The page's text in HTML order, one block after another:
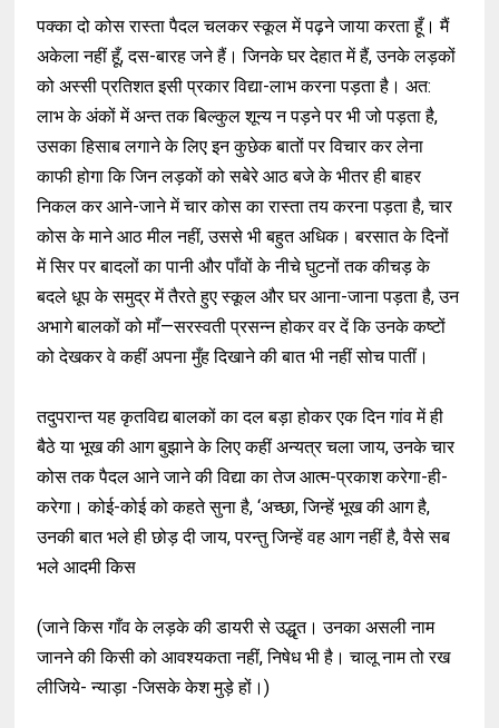
पक्का दो कोस रास्ता पैदल चलकर स्कूल में पढ़ने जाया करता हूँ। मैं
अकेला नहीं हूँ, दस-बारह जने हैं। जिनके घर देहात में हैं, उनके लड़कों
को अस्सी प्रतिशत इसी प्रकार विद्या-लाभ करना पड़ता है। अत:
लाभ के अंकों में अन्त तक बिल्कुल शून्य न पड़ने पर भी जो पड़ता है,
उसका हिसाब लगाने के लिए इन कुछेक बातों पर विचार कर लेना
काफी होगा कि जिन लड़कों को सबेरे आठ बजे के भीतर ही बाहर
निकल कर आने-जाने में चार कोस का रास्ता तय करना पड़ता है, चार
कोस के माने आठ मील नहीं, उससे भी बहुत अधिक। बरसात के दिनों
में सिर पर बादलों का पानी और पाँवों के नीचे घुटनों तक कीचड़ के
बदले धूप के समुद्र में तैरते हुए स्कूल और घर आना-जाना पड़ता है, उन
अभागे बालकों को माँ—सरस्वती प्रसन्न होकर वर दें कि उनके कष्टों
को देखकर वे कहीं अपना मुँह दिखाने की बात भी नहीं सोच पातीं।
तदुपरान्त यह कृतविद्य बालकों का दल बड़ा होकर एक दिन गांव में ही
बैठे या भूख की आग बुझाने के लिए कहीं अन्यत्र चला जाय, उनके चार
कोस तक पैदल आने जाने की विद्या का तेज आत्म-प्रकाश करेगा-ही-
करेगा। कोई-कोई को कहते सुना है, ‘अच्छा, जिन्हें भूख की आग है,
उनकी बात भले ही छोड़ दी जाय, परन्तु जिन्हें वह आग नहीं है, वैसे सब
भले आदमी किस
(जाने किस गाँव के लड़के की डायरी से उद्धृत। उनका असली नाम
जानने की किसी को आवश्यकता नहीं, निषेध भी है। चालू नाम तो रख
लीजिये- न्याड़ा -जिसके केश मुड़े हों।)